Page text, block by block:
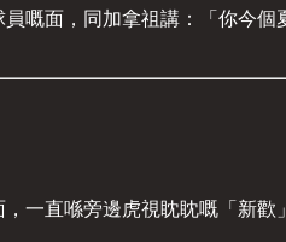
嘅面，同加拿祖講：「你今
一直喺旁邊虎視眈眈嘅「新歡